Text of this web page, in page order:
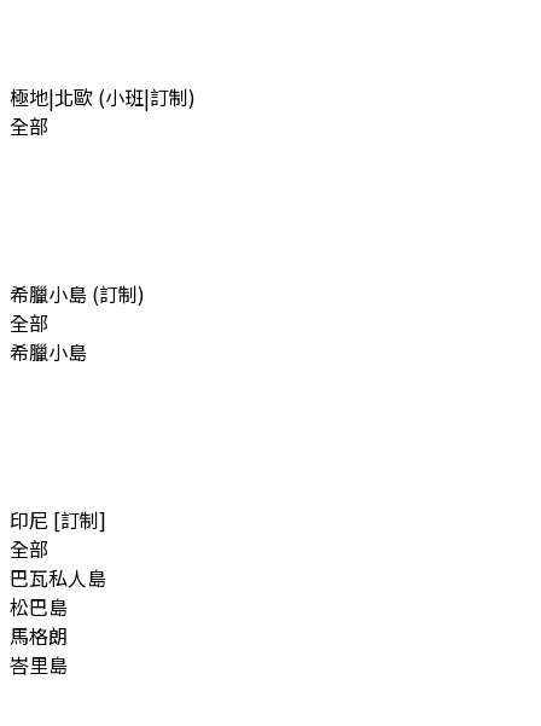
極地|北歐 (小班|訂制)
全部
希臘小島 (訂制)
全部
希臘小島
印尼 [訂制]
全部
巴瓦私人島
松巴島
馬格朗
峇里島